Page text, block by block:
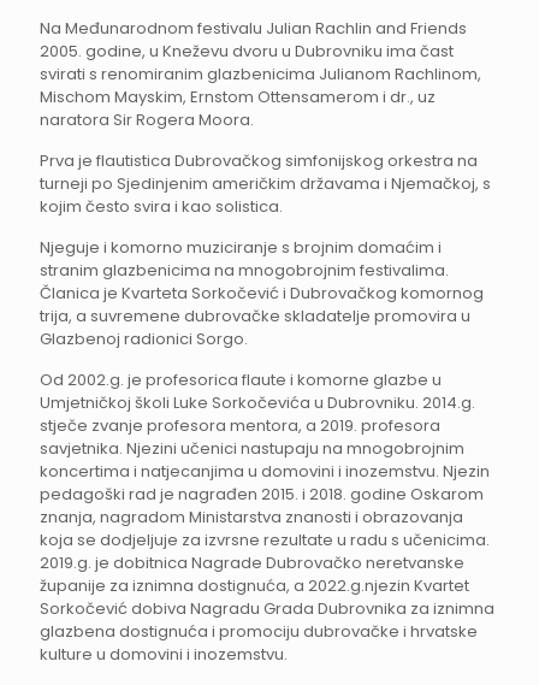
Na Međunarodnom festivalu Julian Rachlin and Friends
2005. godine, u Kneževu dvoru u Dubrovniku ima čast
svirati s renomiranim glazbenicima Julianom Rachlinom,
Mischom Mayskim, Ernstom Ottensamerom i dr., uz
naratora Sir Rogera Moora.
Prva je flautistica Dubrovačkog simfonijskog orkestra na
turneji po Sjedinjenim američkim državama i Njemačkoj, s
kojim često svira i kao solistica.
Njeguje i komorno muziciranje s brojnim domaćim i
stranim glazbenicima na mnogobrojnim festivalima.
Članica je Kvarteta Sorkočević i Dubrovačkog komornog
trija, a suvremene dubrovačke skladatelje promovira u
Glazbenoj radionici Sorgo.
Od 2002.g. je profesorica flaute i komorne glazbe u
Umjetničkoj školi Luke Sorkočevića u Dubrovniku. 2014.g.
stječe zvanje profesora mentora, a 2019. profesora
savjetnika. Njezini učenici nastupaju na mnogobrojnim
koncertima i natjecanjima u domovini i inozemstvu. Njezin
pedagoški rad je nagrađen 2015. i 2018. godine Oskarom
znanja, nagradom Ministarstva znanosti i obrazovanja
koja se dodjeljuje za izvrsne rezultate u radu s učenicima.
2019.g. je dobitnica Nagrade Dubrovačko neretvanske
županije za iznimna dostignuća, a 2022.g.njezin Kvartet
Sorkočević dobiva Nagradu Grada Dubrovnika za iznimna
glazbena dostignuća i promociju dubrovačke i hrvatske
kulture u domovini i inozemstvu.